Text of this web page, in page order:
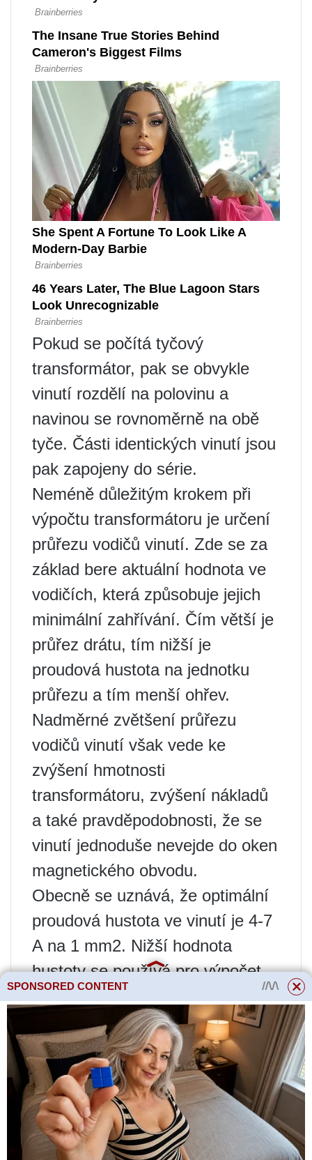
Pokud se počítá tyčový
transformátor, pak se obvykle
vinutí rozdělí na polovinu a
navinou se rovnoměrně na obě
tyče. Části identických vinutí jsou
pak zapojeny do série.
Neméně důležitým krokem při
výpočtu transformátoru je určení
průřezu vodičů vinutí. Zde se za
základ bere aktuální hodnota ve
vodičích, která způsobuje jejich
minimální zahřívání. Čím větší je
průřez drátu, tím nižší je
proudová hustota na jednotku
průřezu a tím menší ohřev.
Nadměrné zvětšení průřezu
vodičů vinutí však vede ke
zvýšení hmotnosti
transformátoru, zvýšení nákladů
a také pravděpodobnosti, že se
vinutí jednoduše nevejde do oken
magnetického obvodu.
Obecně se uznává, že optimální
proudová hustota ve vinutí je 4-7
A na 1 mm2. Nižší hodnota
hustoty se používá pro výpočet
průřezu vodičů primárního vinutí
nebo jakéhokoli jiného, ​​který je
blíže k jádru magnetického
obvodu. Tato vinutí mají nejhorší
podmínky chlazení.
Abyste nepracovali s
aktuálními hustotami a
SPONSORED CONTENT